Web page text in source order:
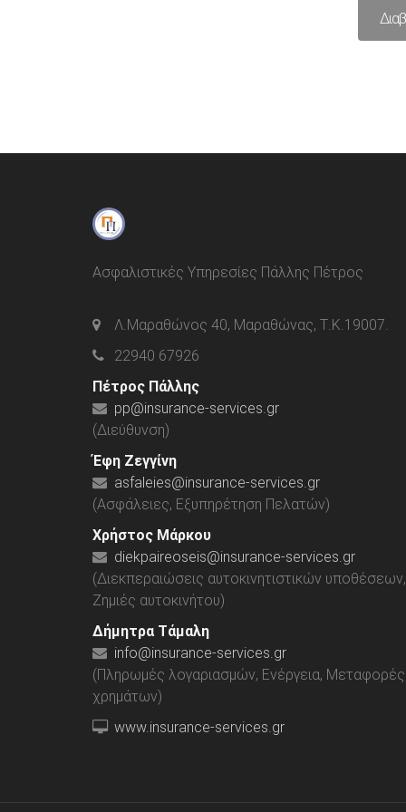
Ασφαλιστικές Υπηρεσίες Πάλλης Πέτρος
Λ.Μαραθώνος 40, Μαραθώνας, Τ.Κ.19007.
22940 67926
Πέτρος Πάλλης
pp@insurance-services.gr
(Διεύθυνση)
Έφη Ζεγγίνη
asfaleies@insurance-services.gr
(Ασφάλειες, Εξυπηρέτηση Πελατών)
Χρήστος Μάρκου
diekpaireoseis@insurance-services.gr
(Διεκπεραιώσεις αυτοκινητιστικών υποθέσεων,
Ζημιές αυτοκινήτου)
Δήμητρα Τάμαλη
info@insurance-services.gr
(Πληρωμές λογαριασμών, Ενέργεια, Μεταφορές
χρημάτων)
www.insurance-services.gr